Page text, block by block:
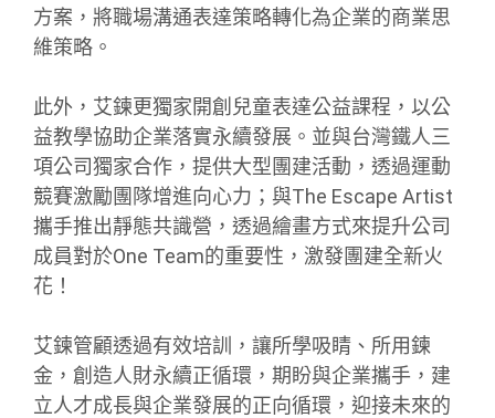
方案，將職場溝通表達策略轉化為企業的商業思
維策略。
此外，艾鍊更獨家開創兒童表達公益課程，以公
益教學協助企業落實永續發展。並與台灣鐵人三
項公司獨家合作，提供大型團建活動，透過運動
競賽激勵團隊增進向心力；與The Escape Artist
攜手推出靜態共識營，透過繪畫方式來提升公司
成員對於One Team的重要性，激發團建全新火
花！
艾鍊管顧透過有效培訓，讓所學吸睛、所用鍊
金，創造人財永續正循環，期盼與企業攜手，建
立人才成長與企業發展的正向循環，迎接未來的